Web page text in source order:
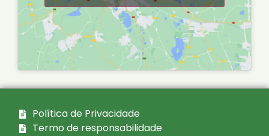
Política de Privacidade
Termo de responsabilidade